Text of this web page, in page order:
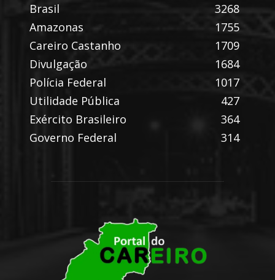
Brasil
3268
Amazonas
1755
Careiro Castanho
1709
Divulgação
1684
Polícia Federal
1017
Utilidade Pública
427
Exército Brasileiro
364
Governo Federal
314